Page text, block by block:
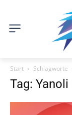
Start Schlagworte
Tag: